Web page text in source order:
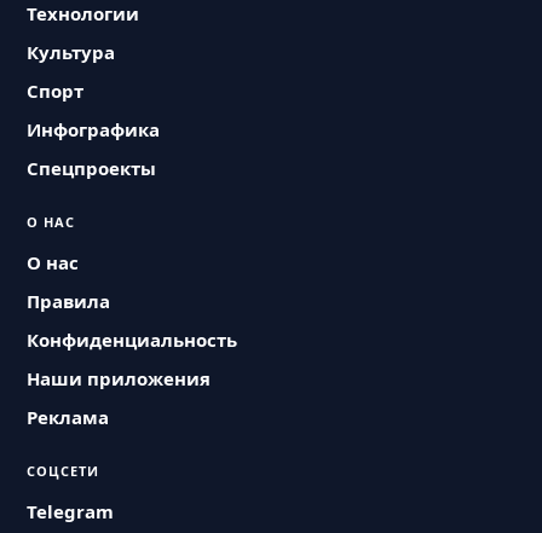
Технологии
Культура
Спорт
Инфографика
Спецпроекты
О НАС
О нас
Правила
Конфиденциальность
Наши приложения
Реклама
СОЦСЕТИ
Telegram